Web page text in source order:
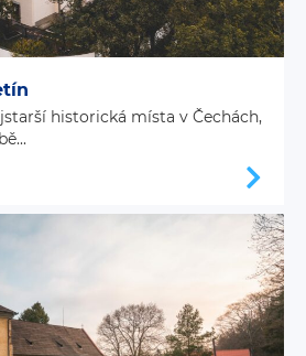
historická místa v Čechách,